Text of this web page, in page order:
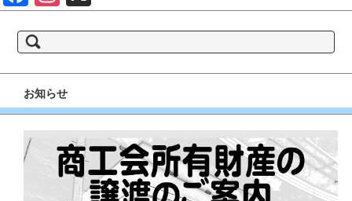
索:
お知らせ